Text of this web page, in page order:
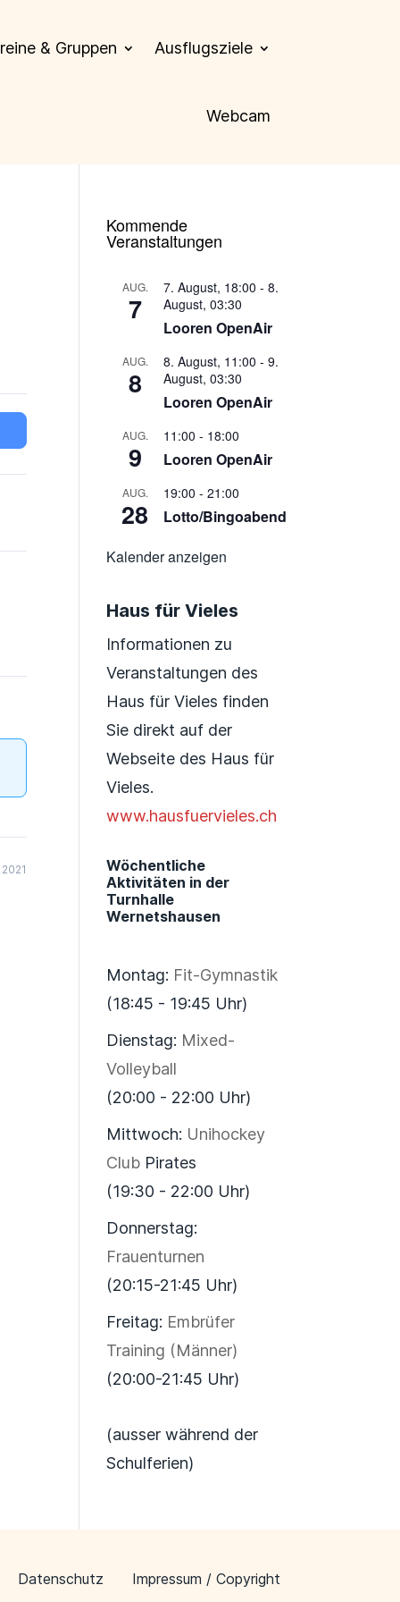
& Gruppen Ausflugsziele
Webcam
Kommende
Veranstaltungen
AUG.
7
7. August, 18:00 -8.
August, 03:30
Looren OpenAir
AUG.
8
8. August, 11:00 -9.
August, 03:30
Looren OpenAir
AUG.
9
11:00 - 18:00
Looren OpenAir
AUG.
28
19:00 -21:00
Lotto/Bingoabend
Kalender anzeigen
Haus für Vieles
Informationen zu
Veranstaltungen des
Haus für Vieles finden
Sie direkt auf der
Webseite des Haus für
Vieles.
www.hausfuervieles.ch
Wöchentliche
Aktivitäten in der
Turnhalle
Wernetshausen
Montag: Fit-Gymnastik
(18:45 - 19:45 Uhr)
Dienstag: Mixed-
Volleyball
(20:00 - 22:00 Uhr)
Mittwoch: Unihockey
Club Pirates
(19:30 - 22:00 Uhr)
Donnerstag:
Frauenturnen
(20:15-21:45 Uhr)
Freitag: Embrüfer
Training (Männer)
(20:00-21:45 Uhr)
(ausser während der
Schulferien)
Impressum / Copyright
Datenschutz